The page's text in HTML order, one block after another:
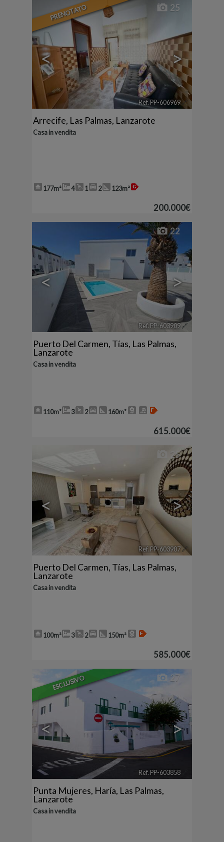
PRENOTATO
< >
25
Ref. PP-606969 🔗
Arrecife, Las Palmas, Lanzarote
Casa in vendita
177m² 4 1 2 123m²
200.000€
< >
22
Ref. PP-603909🔗
Puerto Del Carmen, Tías, Las Palmas,
Lanzarote
Casa in vendita
110m² 3 2 160m²
615.000€
< >
25
Ref. PP-603907🔗
Puerto Del Carmen, Tías, Las Palmas,
Lanzarote
Casa in vendita
100m² 3 2 150m²
585.000€
ESCLUSIVO
< >
27
Ref. PP-603858
Punta Mujeres, Haría, Las Palmas,
Lanzarote
Casa in vendita